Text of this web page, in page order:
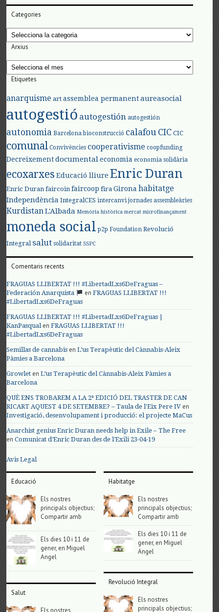
Categories
Categories
Arxius
Arxius
Etiquetes
anarquisme art assemblea permanent aureasocial
autogestió autogestión autogestión
autonomia Barcelona bioconstrucció calafouCIC CIC
comunal Convivències cooperativisme coopfunding
Decreixement documental economia economia solidària
ecoxarxes Educació lliure Enric Duran
Enric Duran faircoin faircoop fira Girona habitatge
Independència IntegralCES intercanvi jornades assembleàries
KurdistanL'Albada Memòria històrica mercat microfinançament
moneda social p2p Foundation Revolució
Integral salut solidaritat SSPC
Comentaris recents
FRAGUAS LLIBERTAT !!! #LibertadLxs6DeFraguas –
Federación Anarquista
enFRAGUAS LLIBERTAT !!!
#LibertadLxs6DeFraguas
FRAGUAS LLIBERTAT !!! #LibertadLxs6DeFraguas |
KanPasqualenFRAGUAS LLIBERTAT !!!
#LibertadLxs6DeFraguas
Semillas de cannabis enL’us Terapèutic del Cànnabis-Aleix
Pàmies a Barcelona
Growlet enL’us Terapèutic del Cànnabis-Aleix Pàmies a
Barcelona
QUÈ ENS TROBAREM A LA 2ª EDICIÓ DEL TRASTER DE CAN
RICART AQUEST 4 DE SETEMBRE? – Taula de l'Eix Pere IV en
Investigació, desenvolupament i producció: el projecte MaCus
Anarchist genius Enric Duran needs help in Exile – The Free
enComunicat d’Enric Duran des de l’Exili 23-04-19
Avis Legal
Educació
Els nostres
principals objectius;
Compartir amb
Els dies 10 i 11 de
gener, en Miguel
Angel
Salut
Habitatge
Els nostres
principals objectius;
Compartir amb
Els dies 10 i 11 de
gener, en Miguel
Angel
Revolució Integral
Els nostres
principals objectius;